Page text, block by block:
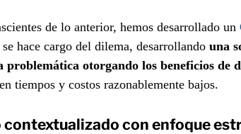
de lo anterior, hemos desarrollado un
se hace cargo del dilema, desarrollando una
problemática otorgando los beneficios de
tiempos y costos razonablemente bajos.
contextualizado con enfoque